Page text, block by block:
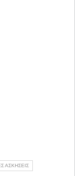
ΑΣΚΗΣΕΙΣ